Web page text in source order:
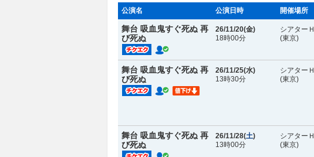
公演名 公演日時 開催場所
舞台 吸血鬼すぐ死ぬ 再
び死ぬ
26/11/20(金)
18時00分
シアターＨ
(東京)
舞台 吸血鬼すぐ死ぬ 再
び死ぬ
26/11/25(水)
13時30分
シアターＨ
(東京)
舞台 吸血鬼すぐ死ぬ 再
び死ぬ
26/11/28(土)
13時00分
シアターＨ
(東京)